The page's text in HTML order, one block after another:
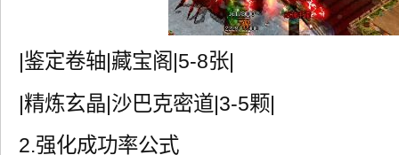
|鉴定卷轴|藏宝阁|5-8张|
|精炼玄晶|沙巴克密道|3-5颗|
2.强化成功率公式